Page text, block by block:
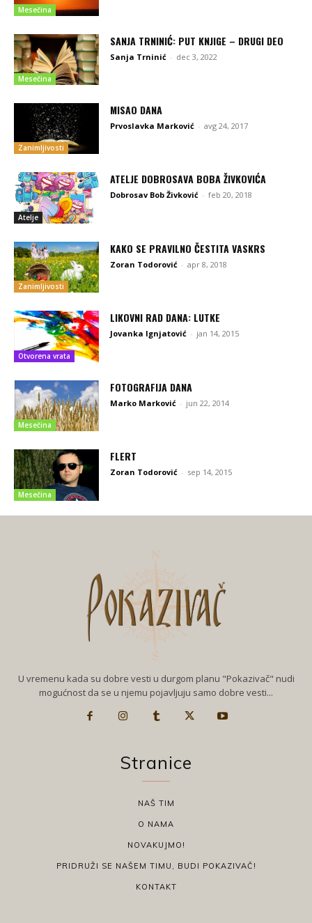
Mesečina
Mesečina
SANJA TRNINIĆ: PUT KNJIGE – DRUGI DEO
Sanja Trninić - dec 3, 2022
Zanimljivosti
MISAO DANA
Prvoslavka Marković - avg 24, 2017
Atelje
ATELJE DOBROSAVA BOBA ŽIVKOVIĆA
Dobrosav Bob Živković - feb 20, 2018
Zanimljivosti
KAKO SE PRAVILNO ČESTITA VASKRS
Zoran Todorović - apr 8, 2018
Otvorena vrata
LIKOVNI RAD DANA: LUTKE
Jovanka Ignjatović - jan 14, 2015
Mesečina
FOTOGRAFIJA DANA
Marko Marković - jun 22, 2014
Mesečina
FLERT
Zoran Todorović - sep 14, 2015
U vremenu kada su dobre vesti u durgom planu "Pokazivač" nudi
mogućnost da se u njemu pojavljuju samo dobre vesti...
Stranice
NAŠ TIM
O NAMA
NOVAKUJMO!
PRIDRUŽI SE NAŠEM TIMU, BUDI POKAZIVAČ!
KONTAKT